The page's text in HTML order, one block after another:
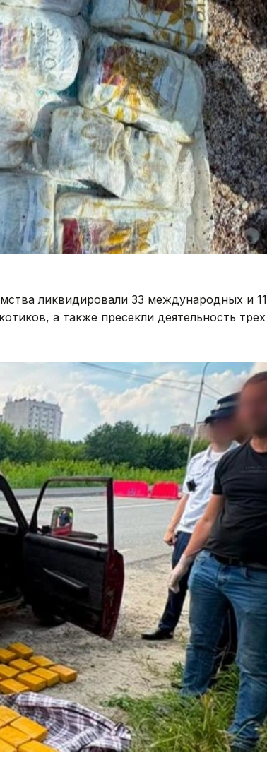
ликвидировали 33 международных и 11
а также пресекли деятельность трех